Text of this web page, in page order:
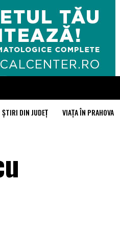
ȘTIRI DIN JUDEȚ VIAȚA ÎN PRAHOVA